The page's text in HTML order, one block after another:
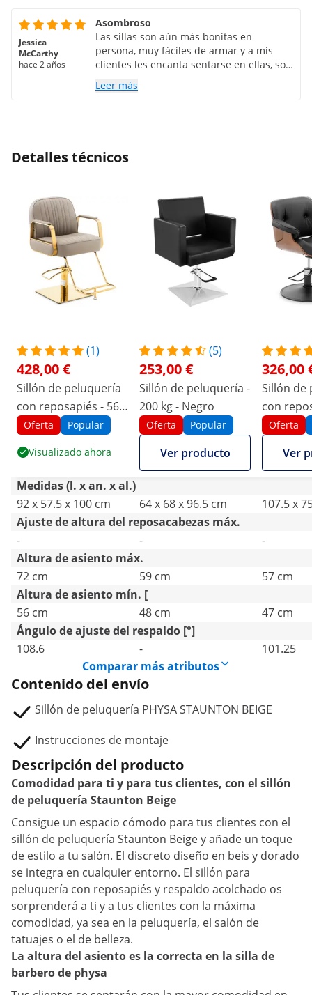
Jessica
McCarthy
hace 2 años
Asombroso
Las sillas son aún más bonitas en
persona, muy fáciles de armar y a mis
clientes les encanta sentarse en ellas, son
súper cómodas, así que estoy encantado
con mi compra.
Leer más
Detalles técnicos
(1)
428,00 €
Sillón de peluquería
con reposapiés - 560
- 720 mm - 200 kg -
Oferta Popular
Visualizado ahora
(5)
253,00 €
Sillón de peluquería -
200 kg - Negro
Oferta Popular
Ver producto
326,00
Sillón de
con
- 570
negro
Oferta
Ver
Medidas (l. x an. x al.)
92 x 57.5 x 100 cm
64 x 68 x 96.5 cm
107.5 x
Ajuste de altura del reposacabezas máx.
-
-
-
Altura de asiento máx.
72 cm
59 cm
57 cm
Altura de asiento mín. [
56 cm
48 cm
47 cm
Ángulo de ajuste del respaldo [°]
108.6
-
101.25
Comparar más atributos
Contenido del envío
Sillón de peluquería PHYSA STAUNTON BEIGE
Instrucciones de montaje
Descripción del producto
Comodidad para ti y para tus clientes, con el sillón
de peluquería Staunton Beige
Consigue un espacio cómodo para tus clientes con el
sillón de peluquería Staunton Beige y añade un toque
de estilo a tu salón. El discreto diseño en beis y dorado
se integra en cualquier entorno. El sillón para
peluquería con reposapiés y respaldo acolchado os
sorprenderá a ti y a tus clientes con la máxima
comodidad, ya sea en la peluquería, el salón de
tatuajes o el de belleza.
La altura del asiento es la correcta en la silla de
barbero de physa